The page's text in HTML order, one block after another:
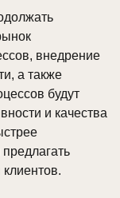
внедрение
а также
будут
и качества